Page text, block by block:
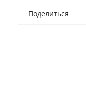
Поделиться